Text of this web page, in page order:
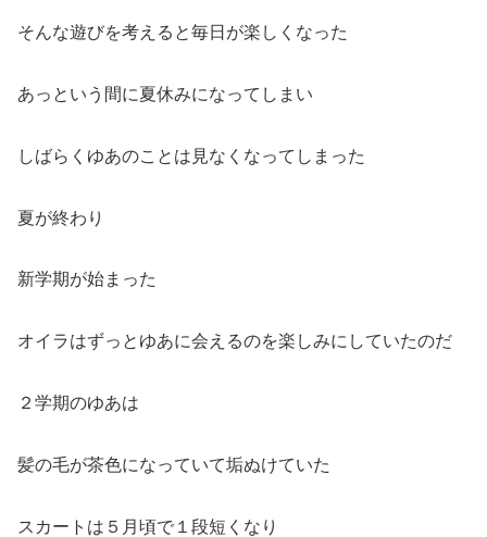
そんな遊びを考えると毎日が楽しくなった
あっという間に夏休みになってしまい
しばらくゆあのことは見なくなってしまった
夏が終わり
新学期が始まった
オイラはずっとゆあに会えるのを楽しみにしていたのだ
２学期のゆあは
髪の毛が茶色になっていて垢ぬけていた
スカートは５月頃で１段短くなり